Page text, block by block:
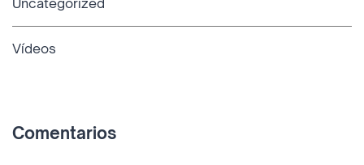
Uncategorized
Vídeos
Comentarios